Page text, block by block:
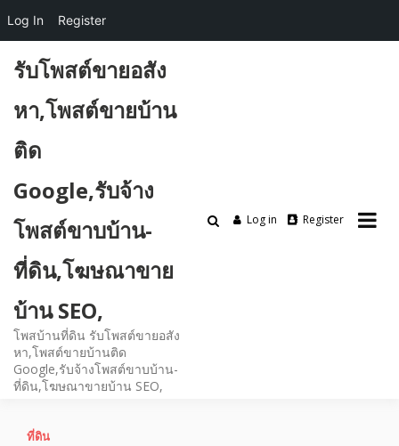
content
รับโพสต์ขายอสัง
หา,โพสต์ขายบ้าน
ติด
Google,รับจ้าง
โพสต์ขาบบ้าน-
ที่ดิน,โฆษณาขาย
บ้าน SEO,
โพสบ้านที่ดิน รับโพสต์ขายอสัง
หา,โพสต์ขายบ้านติด
Google,รับจ้างโพสต์ขาบบ้าน-
ที่ดิน,โฆษณาขายบ้าน SEO,
Log in Register
ที่ดิน
Log In Register